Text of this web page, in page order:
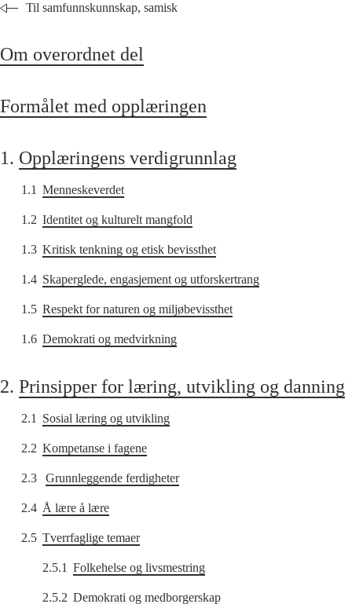
Til samfunnskunnskap, samisk
Om overordnet del
Formålet med opplæringen
1. Opplæringens verdigrunnlag
1.1 Menneskeverdet
1.2 Identitet og kulturelt mangfold
1.3 Kritisk tenkning og etisk bevissthet
1.4 Skaperglede, engasjement og utforskertrang
1.5 Respekt for naturen og miljøbevissthet
1.6 Demokrati og medvirkning
2. Prinsipper for læring, utvikling og danning
2.1 Sosial læring og utvikling
2.2 Kompetanse i fagene
2.3 Grunnleggende ferdigheter
2.4 Å lære å lære
2.5 Tverrfaglige temaer
2.5.1 Folkehelse og livsmestring
2.5.2 Demokrati og medborgerskap